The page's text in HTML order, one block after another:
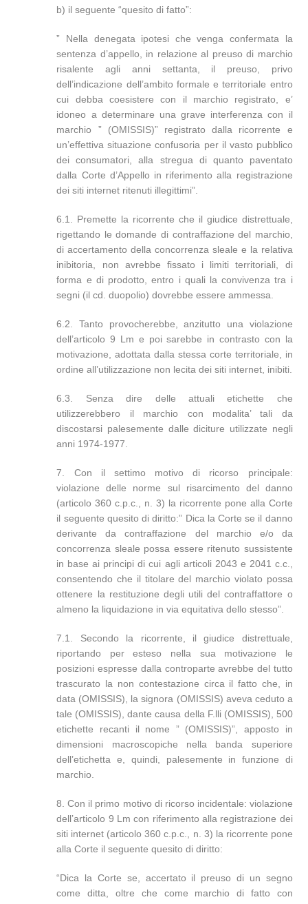
b) il seguente “quesito di fatto”:
” Nella denegata ipotesi che venga confermata la
sentenza d’appello, in relazione al preuso di marchio
risalente agli anni settanta, il preuso, privo
dell’indicazione dell’ambito formale e territoriale entro
cui debba coesistere con il marchio registrato, e’
idoneo a determinare una grave interferenza con il
marchio ” (OMISSIS)” registrato dalla ricorrente e
un’effettiva situazione confusoria per il vasto pubblico
dei consumatori, alla stregua di quanto paventato
dalla Corte d’Appello in riferimento alla registrazione
dei siti internet ritenuti illegittimi”.
6.1. Premette la ricorrente che il giudice distrettuale,
rigettando le domande di contraffazione del marchio,
di accertamento della concorrenza sleale e la relativa
inibitoria, non avrebbe fissato i limiti territoriali, di
forma e di prodotto, entro i quali la convivenza tra i
segni (il cd. duopolio) dovrebbe essere ammessa.
6.2. Tanto provocherebbe, anzitutto una violazione
dell’articolo 9 Lm e poi sarebbe in contrasto con la
motivazione, adottata dalla stessa corte territoriale, in
ordine all’utilizzazione non lecita dei siti internet, inibiti.
6.3. Senza dire delle attuali etichette che
utilizzerebbero il marchio con modalita’ tali da
discostarsi palesemente dalle diciture utilizzate negli
anni 1974-1977.
7. Con il settimo motivo di ricorso principale:
violazione delle norme sul risarcimento del danno
(articolo 360 c.p.c., n. 3) la ricorrente pone alla Corte
il seguente quesito di diritto:” Dica la Corte se il danno
derivante da contraffazione del marchio e/o da
concorrenza sleale possa essere ritenuto sussistente
in base ai principi di cui agli articoli 2043 e 2041 c.c.,
consentendo che il titolare del marchio violato possa
ottenere la restituzione degli utili del contraffattore o
almeno la liquidazione in via equitativa dello stesso”.
7.1. Secondo la ricorrente, il giudice distrettuale,
riportando per esteso nella sua motivazione le
posizioni espresse dalla controparte avrebbe del tutto
trascurato la non contestazione circa il fatto che, in
data (OMISSIS), la signora (OMISSIS) aveva ceduto a
tale (OMISSIS), dante causa della F.lli (OMISSIS), 500
etichette recanti il nome ” (OMISSIS)”, apposto in
dimensioni macroscopiche nella banda superiore
dell’etichetta e, quindi, palesemente in funzione di
marchio.
8. Con il primo motivo di ricorso incidentale: violazione
dell’articolo 9 Lm con riferimento alla registrazione dei
siti internet (articolo 360 c.p.c., n. 3) la ricorrente pone
alla Corte il seguente quesito di diritto:
“Dica la Corte se, accertato il preuso di un segno
come ditta, oltre che come marchio di fatto con